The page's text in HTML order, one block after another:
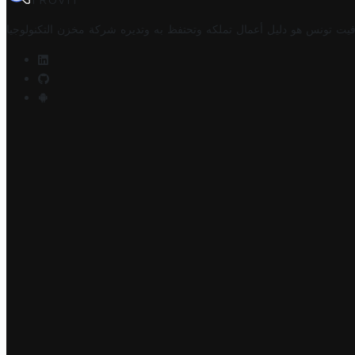
تونس هو دليل أعمال تملكه وتحتفظ به وتديره شركة مخزن التكنولوجيا